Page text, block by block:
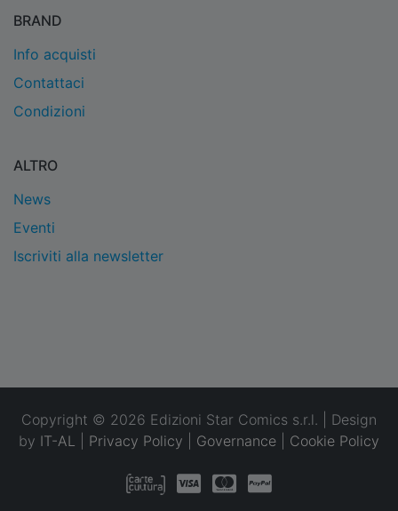
BRAND
Info acquisti
Contattaci
Condizioni
ALTRO
News
Eventi
Iscriviti alla newsletter
Copyright © 2026 Edizioni Star Comics s.r.l. | Design
by IT-AL Privacy Policy Governance Cookie Policy